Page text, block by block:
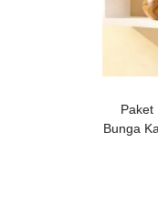
Paket
Bunga